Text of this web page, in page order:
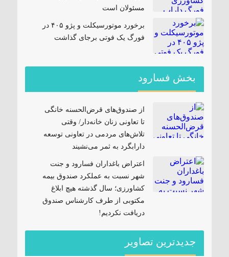
مسئولان است
برخورد موتورسیکلت و پژو ۴۰۵ در
فورگ یک فوتی برجای گذاشت
بخش فسارود
از صندوق‌های قرض‌الحسنه خانگی
تا تعاونی زنان خانه‌دار/ وقتی
تلاش‌های مردمی در تعاونی توسعه
دارابگرد به ثمر می‌نشیند
اعتراض باغداران فسارود و جنت
شهر نسبت به عملکرد صندوق بیمه
کشاورزی؛ سال گذشته هیچ ابلاغ
مکتوبی از طرف کارشناس صندوق
دریافت نکردیم!
جدیدترین تصاویر